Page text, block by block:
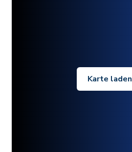
Karte laden